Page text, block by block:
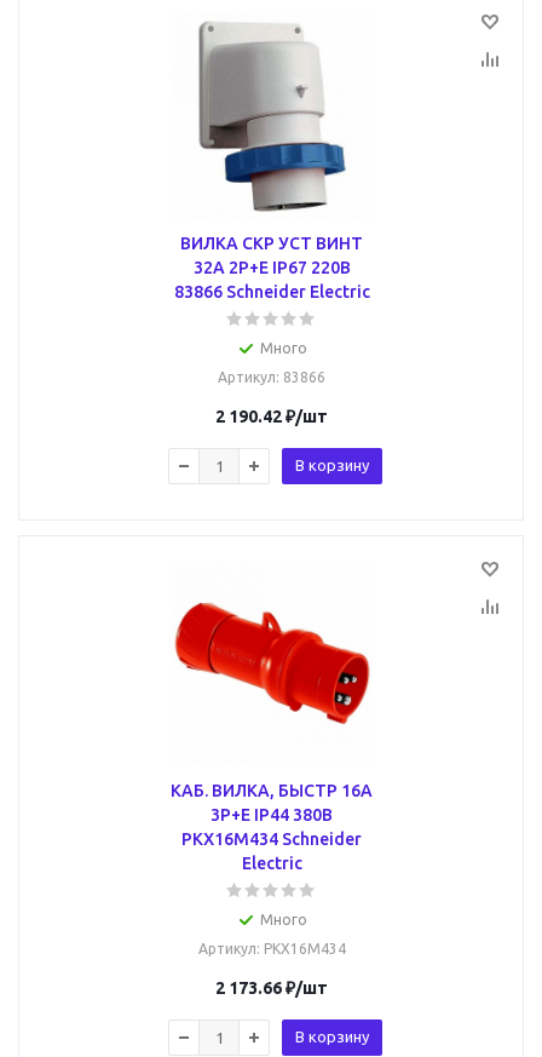
ВИЛКА СКР УСТ ВИНТ
32А 2P+E IP67 220В
83866 Schneider Electric
Много
Артикул: 83866
2 190.42₽/шт
В корзину
КАБ. ВИЛКА, БЫСТР 16А
3P+E IP44 380В
PKX16M434 Schneider
Electric
Много
Артикул: PKX16M434
2 173.66₽/шт
В корзину